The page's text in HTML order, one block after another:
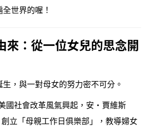
世界的喔！
來：從一位女兒的思念開
，與一對母女的努力密不可分。
國社會改革風氣興起，安·賈維斯
創立「母親工作日俱樂部」，教導婦女